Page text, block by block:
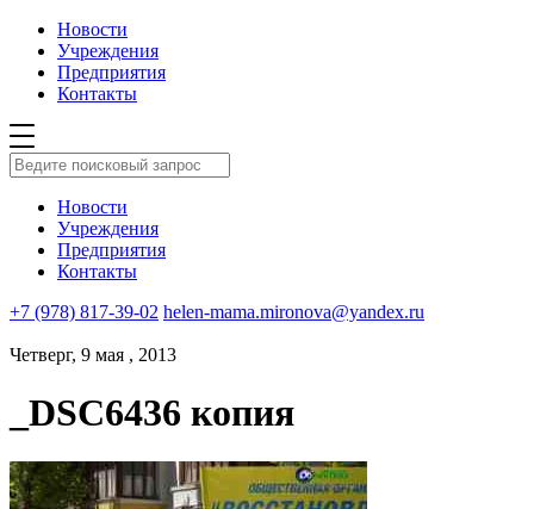
Новости
Учреждения
Предприятия
Контакты
Новости
Учреждения
Предприятия
Контакты
+7 (978) 817-39-02 helen-mama.mironova@yandex.ru
Четверг, 9 мая , 2013
_DSC6436 копия